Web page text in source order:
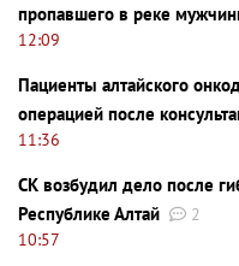
пропавшего в реке
12:09
Пациенты алтайского
операцией после
11:36
СК возбудил дело после
Республике Алтай
2
10:57